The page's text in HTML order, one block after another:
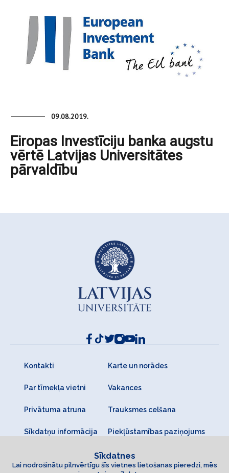
09.08.2019.
Eiropas Investīciju banka augstu
vērtē Latvijas Universitātes
pārvaldību
Kontakti Karte un norādes
Par tīmekļa vietni Vakances
Privātuma atruna Trauksmes celšana
Sīkdatņu informācija Piekļūstamības paziņojums
Sīkdatnes
Lai nodrošinātu pilnvērtīgu šīs vietnes lietošanas pieredzi, mēs